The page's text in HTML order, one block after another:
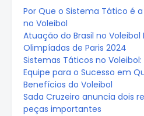
Por Que o Sistema Tático é
no Voleibol
Atuação do Brasil no Voleibol
Olimpíadas de Paris 2024
Sistemas Táticos no
Equipe para o Sucesso em
Benefícios do Voleibol
Sada Cruzeiro anuncia dois
peças importantes